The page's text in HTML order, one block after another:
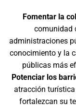
Fomentar la
comunidad
administraciones
conocimiento y la
públicas más
Potenciar los
atracción
fortalezcan su